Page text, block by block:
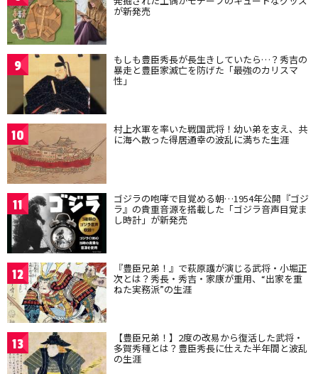
が新発売
9 もしも豊臣秀長が長生きしていたら…？秀吉の
暴走と豊臣家滅亡を防げた「最強のカリスマ
性」
10 村上水軍を率いた戦国武将！幼い弟を支え、共
に海へ散った得居通幸の波乱に満ちた生涯
11 ゴジラの咆哮で目覚める朝…1954年公開『ゴジ
ラ』の貴重音源を搭載した「ゴジラ音声目覚ま
し時計」が新発売
12 『豊臣兄弟！』で萩原護が演じる武将・小堀正
次とは？秀長・秀吉・家康が重用、“出家を重
ねた実務派”の生涯
13 【豊臣兄弟！】2度の改易から復活した武将・
多賀秀種とは？豊臣秀長に仕えた半年間と波乱
の生涯